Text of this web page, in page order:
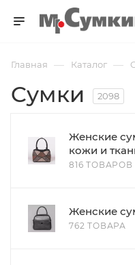
Главная — Каталог —
Cумки 2098
Женские
кожи и
816 ТОВАРОВ
Женские
762 ТОВАРА